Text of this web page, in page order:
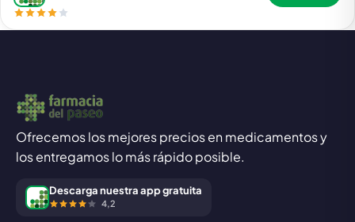
Ofrecemos los mejores precios en medicamentos y
los entregamos lo más rápido posible.
Descarga nuestra app gratuita
4,2